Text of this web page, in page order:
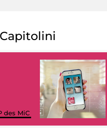
des MiC